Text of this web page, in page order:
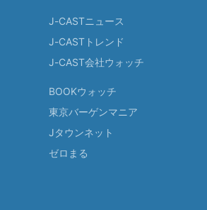
J-CASTニュース
J-CASTトレンド
J-CAST会社ウォッチ
BOOKウォッチ
東京バーゲンマニア
Jタウンネット
ゼロまる